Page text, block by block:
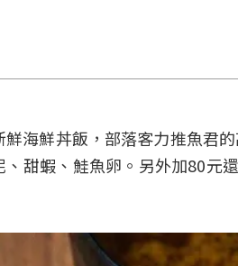
海鮮丼飯，部落客力推魚君
甜蝦、鮭魚卵。另外加80元